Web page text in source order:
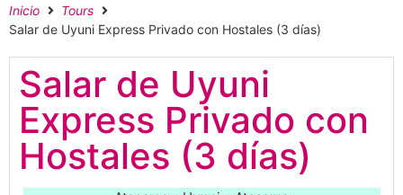
Inicio
Tours
Salar de Uyuni Express Privado con Hostales (3 días)
Salar de Uyuni
Express Privado con
Hostales (3 días)